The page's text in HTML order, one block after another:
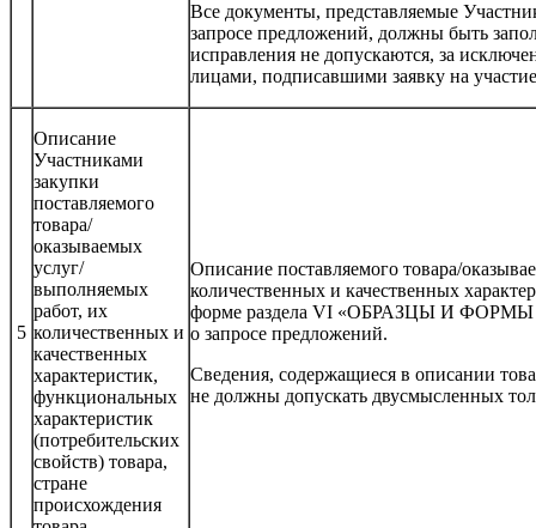
Все документы, представляемые
запросе предложений, должны быть
исправления не допускаются, за
лицами, подписавшими заявку на
5
Описание
Участниками
закупки
поставляемого
товара/
оказываемых
услуг/
выполняемых
работ, их
количественных и
качественных
характеристик,
функциональных
характеристик
(потребительских
свойств) товара,
стране
происхождения
Описание поставляемого товара/
количественных и качественных
форме раздела VI «ОБРАЗЦЫ И
о запросе предложений.
Сведения, содержащиеся в описании
не должны допускать двусмысленных